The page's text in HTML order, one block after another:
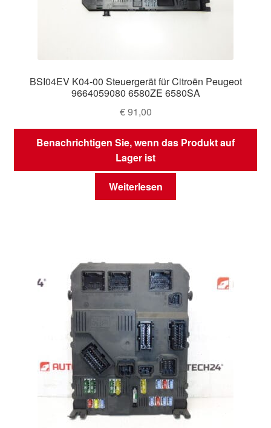
BSI04EV K04-00 Steuergerät für Citroën Peugeot
9664059080 6580ZE 6580SA
€91,00
Benachrichtigen Sie, wenn das Produkt auf
Lager ist
Weiterlesen